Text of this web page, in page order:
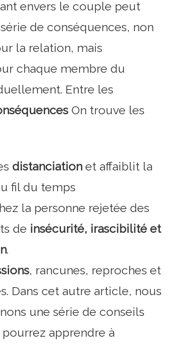
envers le couple peut
de conséquences, non
la relation, mais
chaque membre du
Entre les
On trouve les
distanciation et affaiblit la
fil du temps
la personne rejetée des
de insécurité, irascibilité et
.
, rancunes, reproches et
Dans cet autre article, nous
une série de conseils
apprendre à